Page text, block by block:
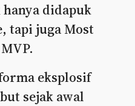
didapuk
tapi juga Most
eksplosif
sejak awal